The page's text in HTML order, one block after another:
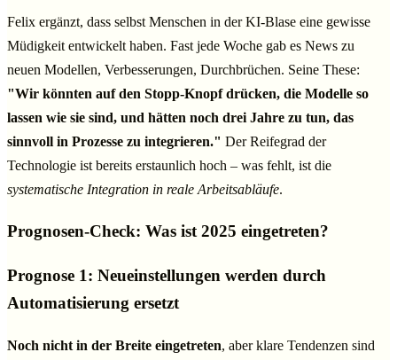
Felix ergänzt, dass selbst Menschen in der KI-Blase eine gewisse
Müdigkeit entwickelt haben. Fast jede Woche gab es News zu
neuen Modellen, Verbesserungen, Durchbrüchen. Seine These:
"Wir könnten auf den Stopp-Knopf drücken, die Modelle so
lassen wie sie sind, und hätten noch drei Jahre zu tun, das
sinnvoll in Prozesse zu integrieren." Der Reifegrad der
Technologie ist bereits erstaunlich hoch – was fehlt, ist die
systematische Integration in reale Arbeitsabläufe.
Prognosen-Check: Was ist 2025 eingetreten?
Prognose 1: Neueinstellungen werden durch
Automatisierung ersetzt
Noch nicht in der Breite eingetreten, aber klare Tendenzen sind